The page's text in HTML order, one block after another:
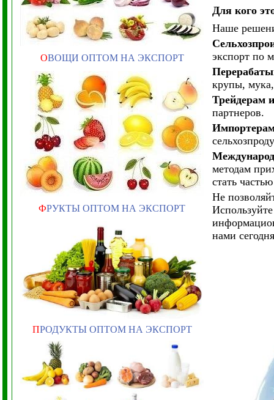
ОВОЩИ ОПТОМ НА ЭКСПОРТ
ФРУКТЫ ОПТОМ НА ЭКСПОРТ
ПРОДУКТЫ ОПТОМ НА ЭКСПОРТ
Для кого
Наше
экспорт по
крупы,
Трейдерам
партнеров.
методам
стать
Не
нами